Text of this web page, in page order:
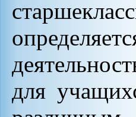
для